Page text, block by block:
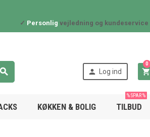
✓ Personlig vejledning og kundeservice
  Log ind 
0
KØKKEN & BOLIG TILBUD
% SPAR %